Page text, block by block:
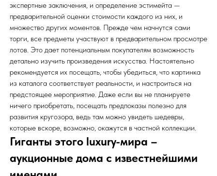
экспертные заключения, и определение эстимейта —
предварительной оценки стоимости каждого из них, и
множество других моментов. Прежде чем начнутся сами
торги, все предметы участвуют в предварительном просмотре
лотов. Это дает потенциальным покупателям возможность
детально изучить произведения искусства. Настоятельно
рекомендуется их посещать, чтобы убедиться, что картинка
из каталога соответствует реальности, и настроиться на
предстоящее мероприятие. Даже если вы не планируете
ничего приобретать, посещать предпоказы полезно для
развития кругозора, ведь там можно увидеть шедевры,
которые вскоре, возможно, окажутся в частной коллекции.
Гиганты этого luxury-мира –
аукционные дома с известнейшими